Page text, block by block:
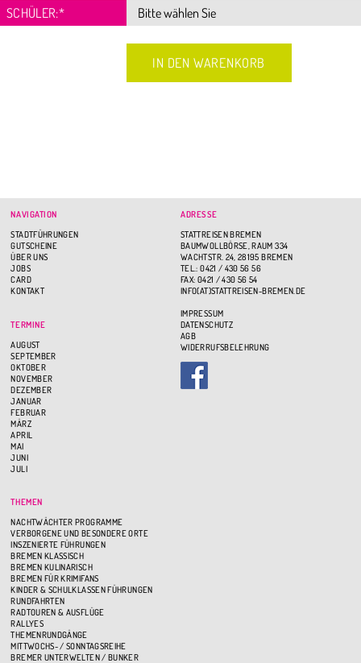
SCHÜLER:*
NAVIGATION
STADTFÜHRUNGEN
GUTSCHEINE
ÜBER UNS
JOBS
CARD
KONTAKT
TERMINE
AUGUST
SEPTEMBER
OKTOBER
NOVEMBER
DEZEMBER
JANUAR
FEBRUAR
MÄRZ
APRIL
MAI
JUNI
JULI
THEMEN
NACHTWÄCHTER PROGRAMME
VERBORGENE UND BESONDERE ORTE
INSZENIERTE FÜHRUNGEN
BREMEN KLASSISCH
BREMEN KULINARISCH
BREMEN FÜR KRIMIFANS
KINDER & SCHULKLASSEN FÜHRUNGEN
RUNDFAHRTEN
RADTOUREN & AUSFLÜGE
RALLYES
THEMENRUNDGÄNGE
MITTWOCHS- / SONNTAGSREIHE
BREMER UNTERWELTEN / BUNKER
ADRESSE
STATTREISEN BREMEN
BAUMWOLLBÖRSE, RAUM 334
WACHTSTR. 24, 28195 BREMEN
TEL.: 0421 / 430 56 56
FAX: 0421 / 430 56 54
INFO(AT)STATTREISEN-BREMEN.DE
IMPRESSUM
DATENSCHUTZ
AGB
WIDERRUFSBELEHRUNG